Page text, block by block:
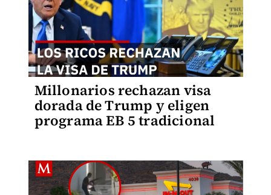
Millonarios rechazan visa
dorada de Trump y eligen
programa EB 5 tradicional